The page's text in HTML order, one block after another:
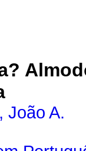
João A.